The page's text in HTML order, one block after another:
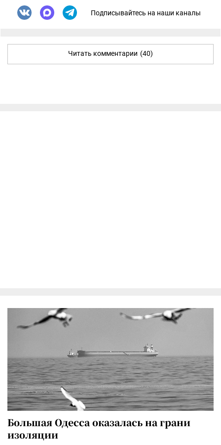
Подписывайтесь на наши каналы
Читать комментарии (40)
Большая Одесса оказалась на грани
изоляции